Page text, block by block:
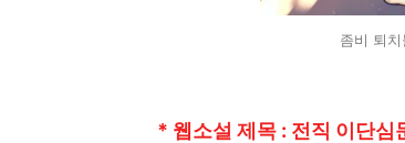
좀비 퇴
* 웹소설 제목 : 전직 이단심